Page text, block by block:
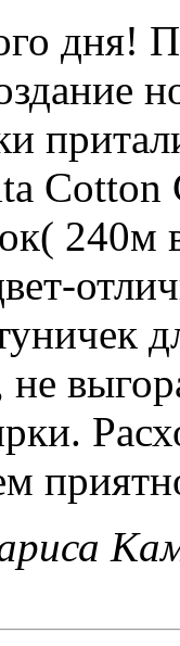
дня!
Cotton
240м